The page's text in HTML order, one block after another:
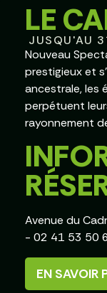
LE
JUSQU'AU
Nouveau
prestigieux et
ancestrale, les
perpétuent
rayonnement
Avenue du
- 02 41 53 50
EN SAVOIR